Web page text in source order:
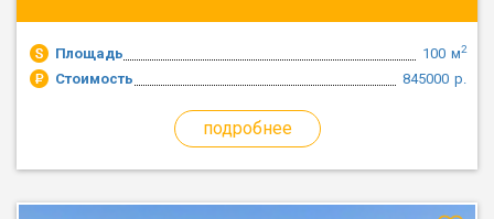
Площадь м2
100
Стоимость
р.
845000
подробнее